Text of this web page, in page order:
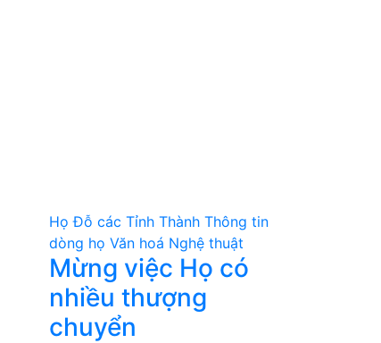
Họ Đỗ các Tỉnh Thành Thông tin
dòng họ Văn hoá Nghệ thuật
Mừng việc Họ có
nhiều thượng
chuyển